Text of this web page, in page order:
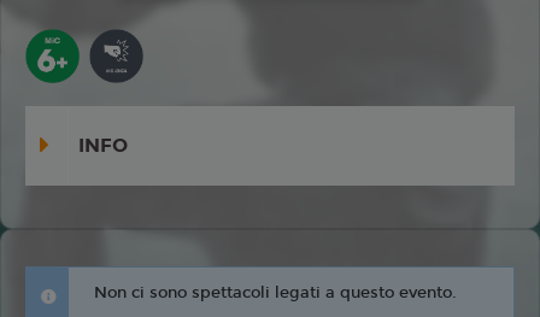
INFO
Non ci sono spettacoli legati a questo evento.